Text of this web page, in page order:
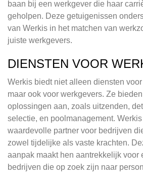
baan bij een werkgever die haar
geholpen. Deze getuigenissen
van Werkis in het matchen van
juiste werkgevers.
DIENSTEN VOOR
Werkis biedt niet alleen diensten
maar ook voor werkgevers. Ze
oplossingen aan, zoals uitzenden,
selectie, en poolmanagement.
waardevolle partner voor bedrijven
zowel tijdelijke als vaste krachten.
aanpak maakt hen aantrekkelijk voor
bedrijven die op zoek zijn naar